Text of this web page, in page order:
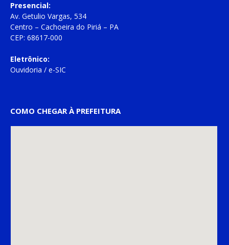
Presencial:
Av. Getulio Vargas, 534
Centro – Cachoeira do Piriá – PA
CEP: 68617-000
Eletrônico:
Ouvidoria / e-SIC
COMO CHEGAR À PREFEITURA